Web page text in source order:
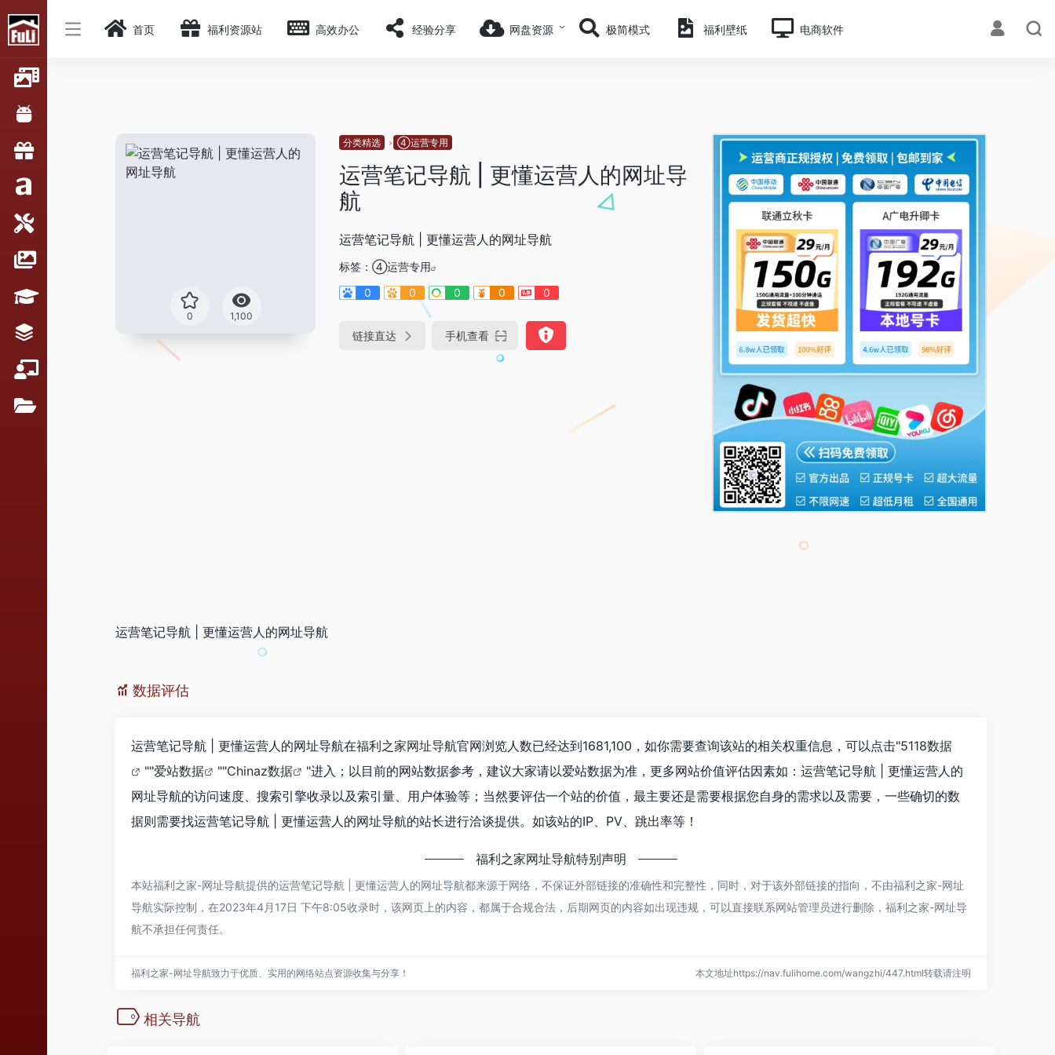
首页 福利资源站 高效办公 经验分享 网盘资源 极简模式 福利壁纸 电商软件
0 1,100
分类精选 ④运营专用
运营笔记导航 | 更懂运营人的网址导
航
运营笔记导航 | 更懂运营人的网址导航
标签： ④运营专用
0
0 0 0 0
链接直达 手机查看
运营笔记导航 | 更懂运营人的网址导航
数据评估
运营笔记导航 | 更懂运营人的网址导航在福利之家网址导航官网浏览人数已经达到1681,100，如你需要查询该站的相关权重信息，可以点击"5118数据
""爱站数据 ""Chinaz数据
"进入；以目前的网站数据参考，建议大家请以爱站数据为准，更多网站价值评估因素如：运营笔记导航 | 更懂运营人的
网址导航的访问速度、搜索引擎收录以及索引量、用户体验等；当然要评估一个站的价值，最主要还是需要根据您自身的需求以及需要，一些确切的数
据则需要找运营笔记导航 | 更懂运营人的网址导航的站长进行洽谈提供。如该站的IP、PV、跳出率等！
福利之家网址导航特别声明
本站福利之家-网址导航提供的运营笔记导航 | 更懂运营人的网址导航都来源于网络，不保证外部链接的准确性和完整性，同时，对于该外部链接的指向，不由福利之家-网址
导航实际控制，在2023年4月17日 下午8:05收录时，该网页上的内容，都属于合规合法，后期网页的内容如出现违规，可以直接联系网站管理员进行删除， 福利之家-网址导
航不承担任何责任。
福利之家-网址导航致力于优质、实用的网络站点资源收集与分享！ 本文地址https://nav.fulihome.com/wangzhi/447.html转载请注明
相关导航